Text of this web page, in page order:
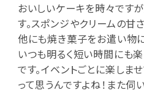
おいしいケーキを時々です
す。スポンジやクリームの甘
他にも焼き菓子をお遣い物
いつも明るく短い時間にも
です。イベントごとに楽しま
って思うんですよね！また伺